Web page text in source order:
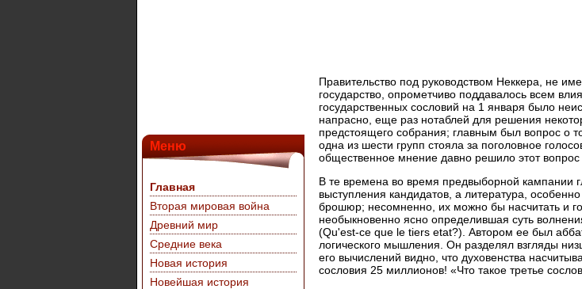
Меню
Главная
Вторая мировая война
Древний мир
Средние века
Новая история
Новейшая история
Правительство под руководством Неккера, не
государство, опрометчиво поддавалось всем
государственных сословий на 1 января было
напрасно, еще раз нотаблей для решения
предстоящего собрания; главным был вопрос о
одна из шести групп стояла за поголовное
общественное мнение давно решило этот вопрос
В те времена во время предвыборной кампании
выступления кандидатов, а литература,
брошюр; несомненно, их можно бы насчитать и
необыкновенно ясно определившая суть
(Qu'est-ce que le tiers etat?). Автором ее был
логического мышления. Он разделял взгляды
его вычислений видно, что духовенства
сословия 25 миллионов! «Что такое третье